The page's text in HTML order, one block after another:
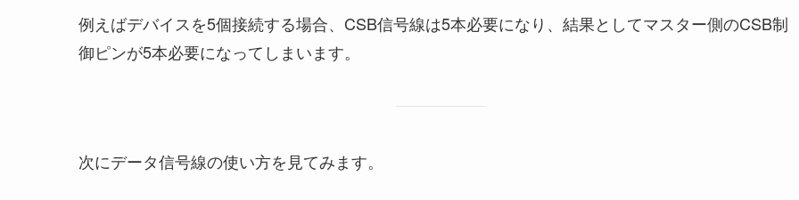
例えばデバイスを5個接続する場合、CSB信号線は5本必要になり、結果としてマスター側のCSB制
御ピンが5本必要になってしまいます。
次にデータ信号線の使い方を見てみます。